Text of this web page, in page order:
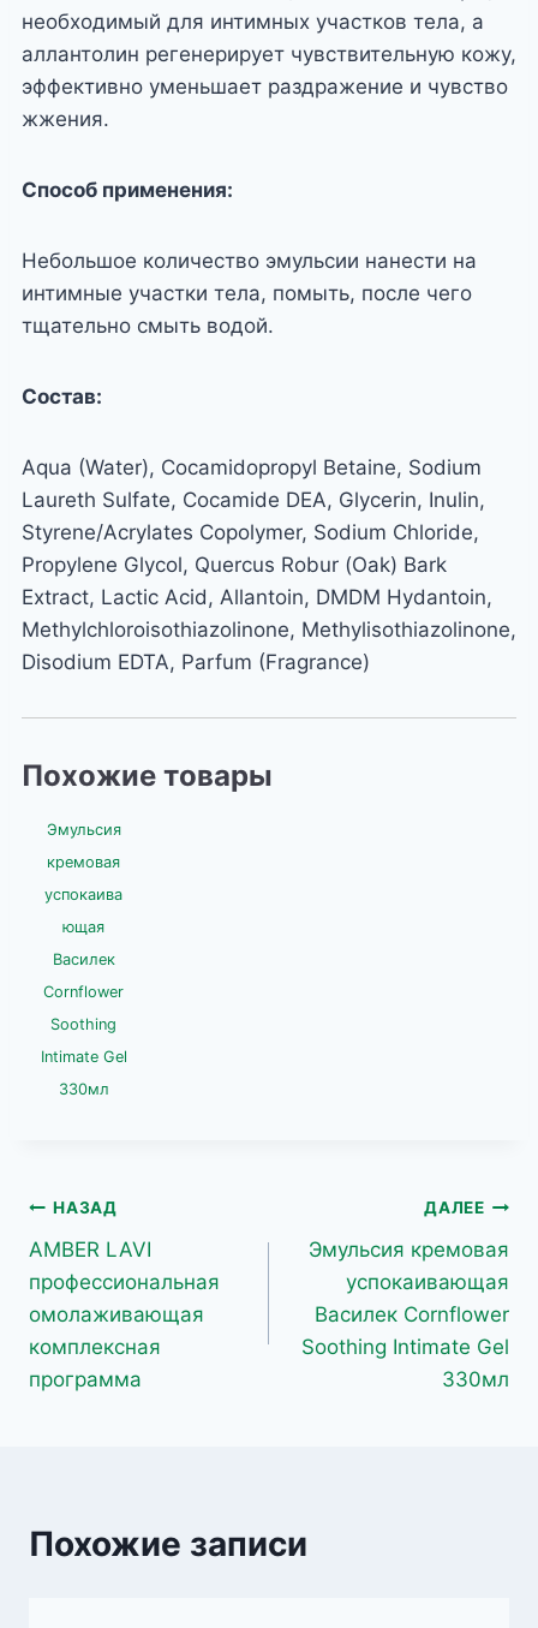
необходимый для интимных участков тела, а
аллантолин регенерирует чувствительную кожу,
эффективно уменьшает раздражение и чувство
жжения.
Способ применения:
Небольшое количество эмульсии нанести на
интимные участки тела, помыть, после чего
тщательно смыть водой.
Состав:
Aqua (Water), Cocamidopropyl Betaine, Sodium
Laureth Sulfate, Cocamide DEA, Glycerin, Inulin,
Styrene/Acrylates Copolymer, Sodium Chloride,
Propylene Glycol, Quercus Robur (Oak) Bark
Extract, Lactic Acid, Allantoin, DMDM Hydantoin,
Methylchloroisothiazolinone, Methylisothiazolinone,
Disodium EDTA, Parfum (Fragrance)
Похожие товары
Эмульсия
кремовая
успокаива
ющая
Василек
Cornflower
Soothing
Intimate Gel
330мл
Навигация
по
записям
НАЗАД
AMBER LAVI
профессиональная
омолаживающая
комплексная
программа
ДАЛЕЕ
Эмульсия кремовая
успокаивающая
Василек Cornflower
Soothing Intimate Gel
330мл
Похожие записи